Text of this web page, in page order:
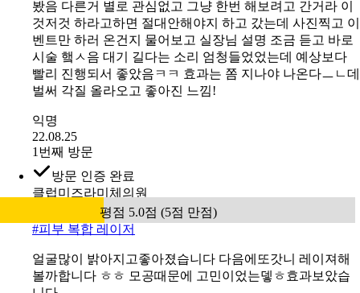
코모공이랑 완전 고민하고있었는데 이벤트 있어서 신청해
봤음 다른거 별로 관심없고 그냥 한번 해보려고 간거라 이
것저것 하라고하면 절대안해야지 하고 갔는데 사진찍고 이
벤트만 하러 온건지 물어보고 실장님 설명 조금 듣고 바로
시술 햌ㅅ음 대기 길다는 소리 엄청들었었는데 예상보다
벌써 각질 올라오고 좋아진 느낌!
익명
22.08.25
1번째 방문
방문 인증 완료
클럽미즈라미체의원
#피부 복합 레이저